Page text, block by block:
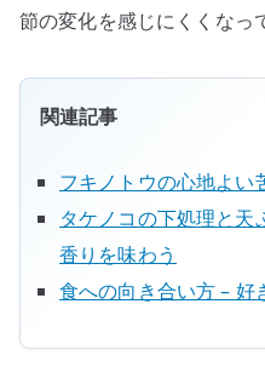
節の変化を感じにくくなっ
関連記事
フキノトウの心地よい
タケノコの下処理と天
香りを味わう
食への向き合い方 – 好